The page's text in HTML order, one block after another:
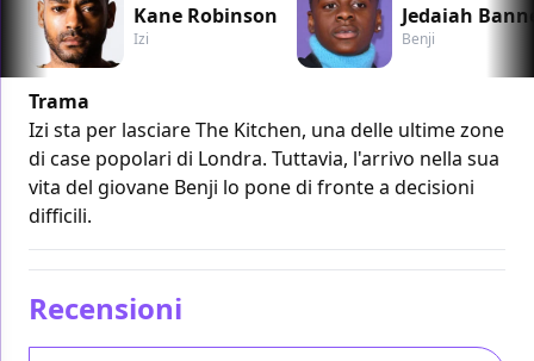
Kane Robinson
Izi
Jedaiah
Benji
Trama
Izi sta per lasciare The Kitchen, una delle ultime zone
di case popolari di Londra. Tuttavia, l'arrivo nella sua
vita del giovane Benji lo pone di fronte a decisioni
difficili.
Recensioni